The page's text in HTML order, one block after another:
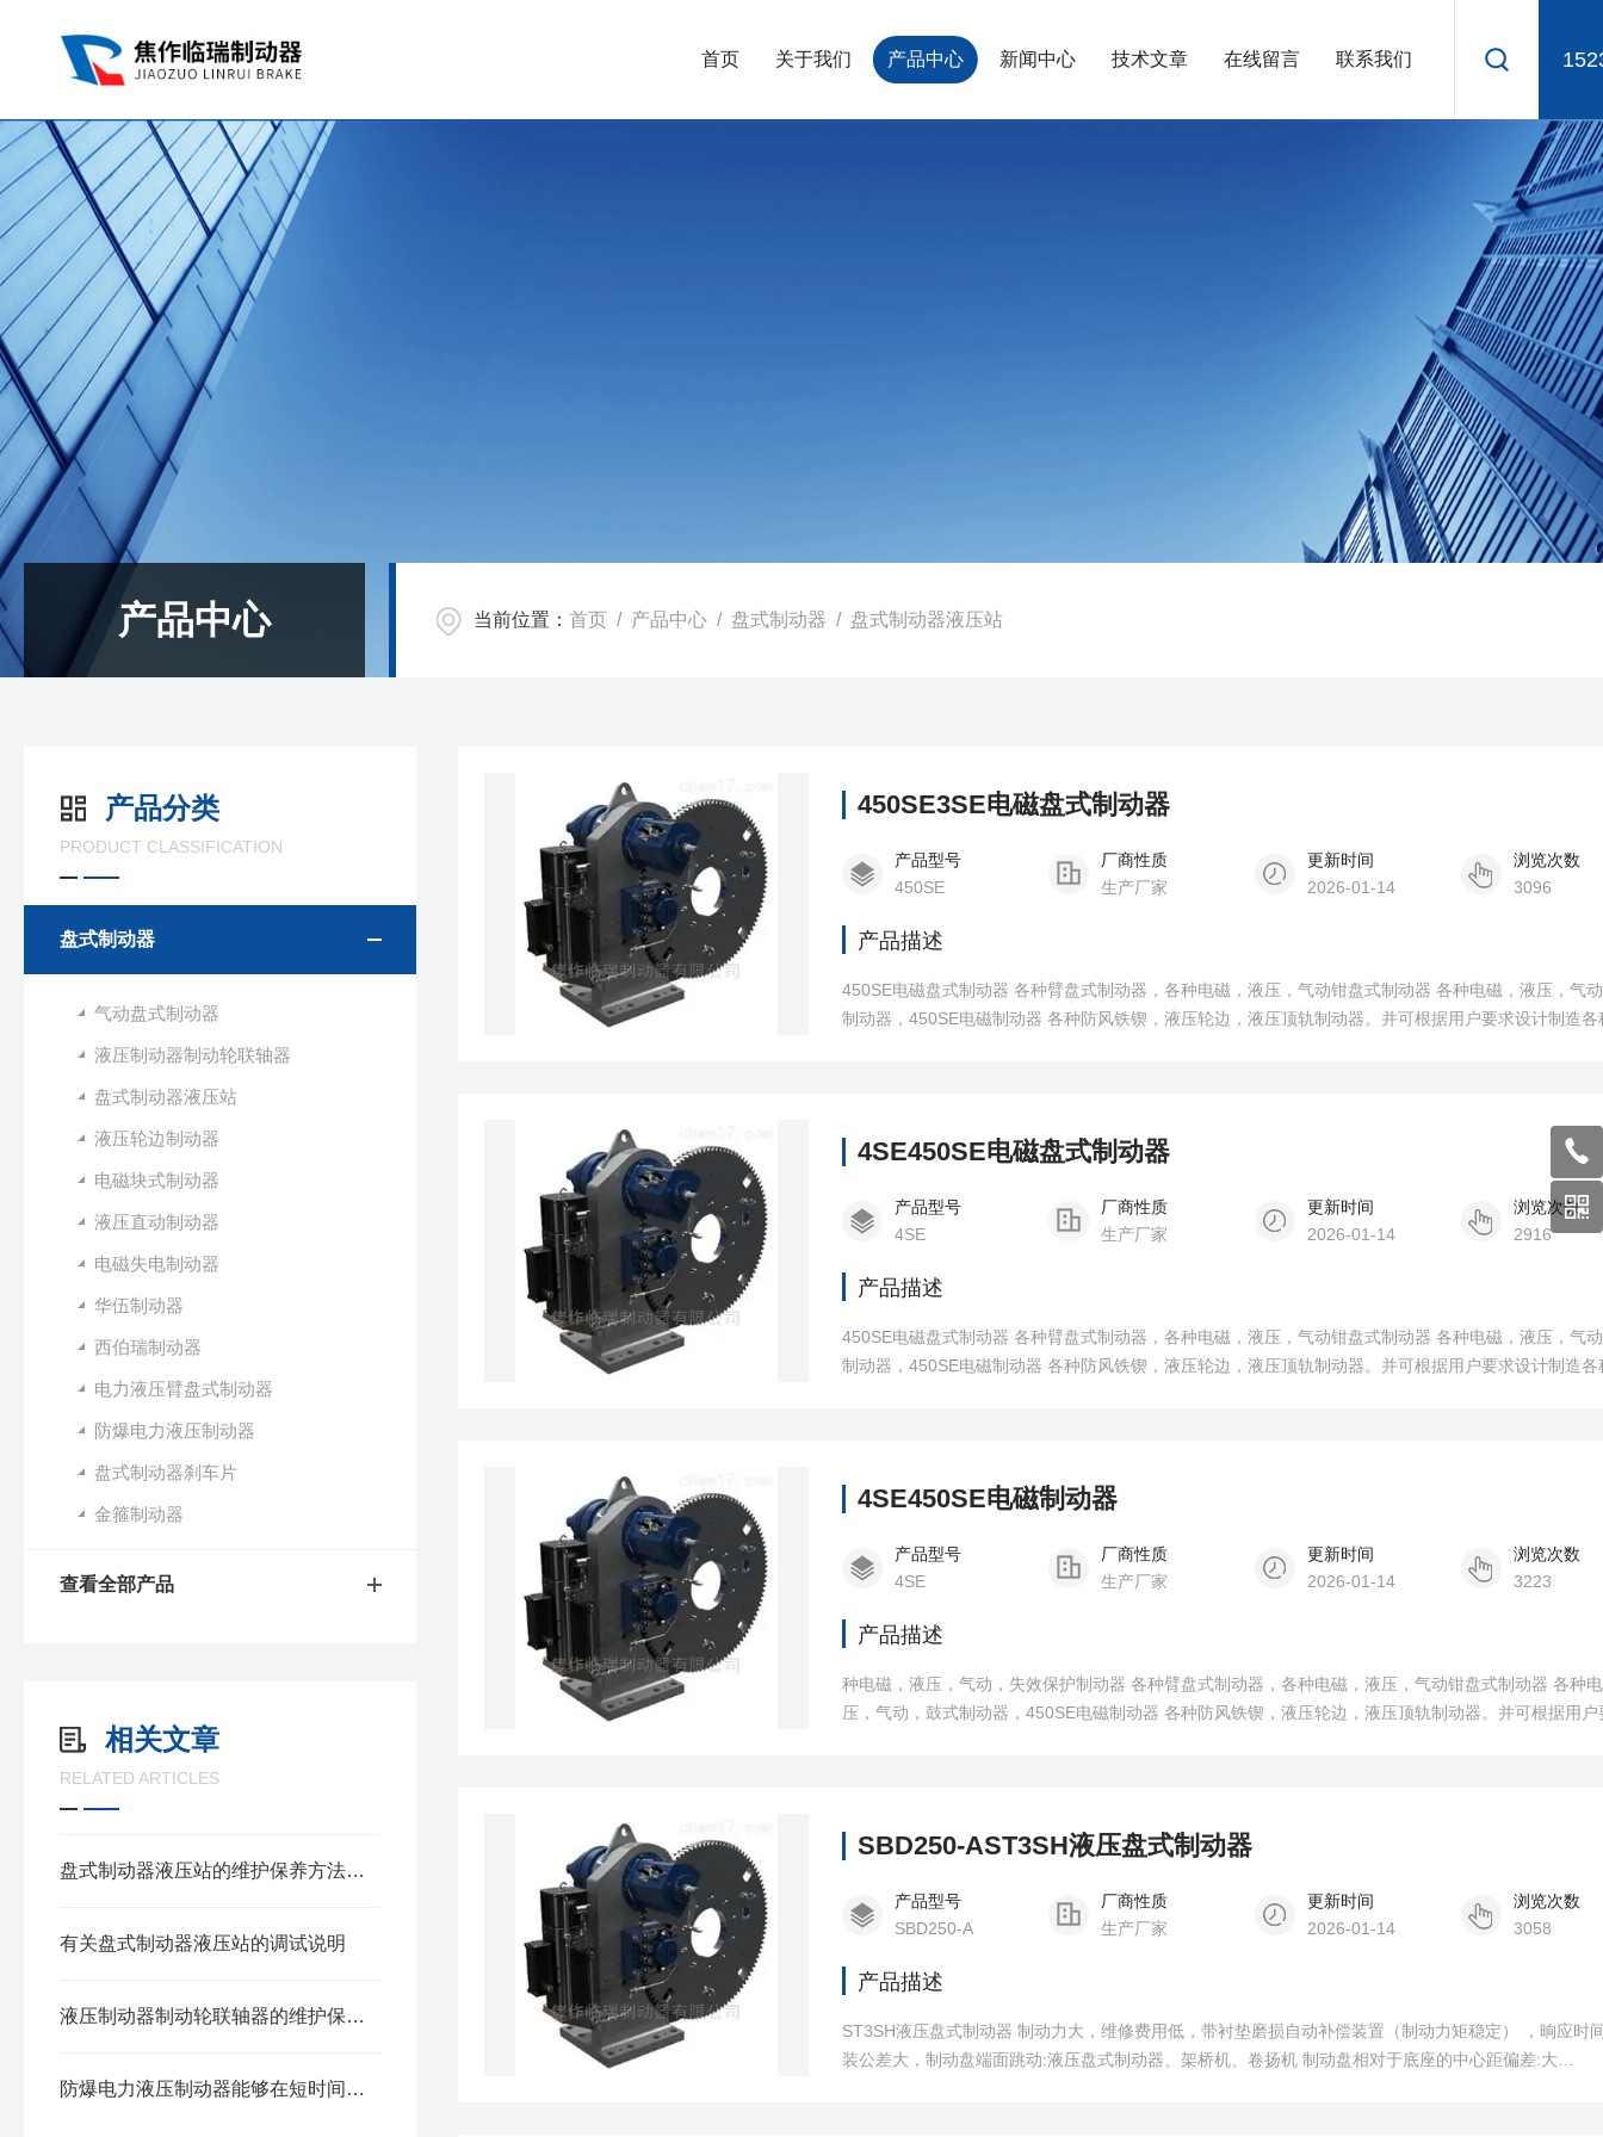
首页 关于我们 产品中心 新闻中心 技术文章 在线留言 联系我们
产品中心 当前位置： 首页 / 产品中心 / 盘式制动器 / 盘式制动器液压站
产品分类
PRODUCT CLASSIFICATION
盘式制动器
气动盘式制动器
液压制动器制动轮联轴器
盘式制动器液压站
液压轮边制动器
电磁块式制动器
液压直动制动器
电磁失电制动器
华伍制动器
西伯瑞制动器
电力液压臂盘式制动器
防爆电力液压制动器
盘式制动器刹车片
金箍制动器
查看全部产品
相关文章
RELATED ARTICLES
盘式制动器液压站的维护保养方法包括多个方面
有关盘式制动器液压站的调试说明
液压制动器制动轮联轴器的维护保养方法
防爆电力液压制动器能够在短时间内完成制动或释放
450SE3SE电磁盘式制动器
产品型号
450SE
厂商性质
生产厂家
更新时间
2026-01-14
浏览次数
3096
产品描述
450SE电磁盘式制动器 各种臂盘式制动器，各种电磁，液压，气动钳盘式制动器 各种电磁，液压，气
制动器，450SE电磁制动器 各种防风铁锲，液压轮边，液压顶轨制动器。并可根据用户要求设计制造各
4SE450SE电磁盘式制动器
产品型号
4SE
厂商性质
生产厂家
更新时间
2026-01-14
浏览次数
2916
产品描述
450SE电磁盘式制动器 各种臂盘式制动器，各种电磁，液压，气动钳盘式制动器 各种电磁，液压，气
制动器，450SE电磁制动器 各种防风铁锲，液压轮边，液压顶轨制动器。并可根据用户要求设计制造各
4SE450SE电磁制动器
产品型号
4SE
厂商性质
生产厂家
更新时间
2026-01-14
浏览次数
3223
产品描述
种电磁，液压，气动，失效保护制动器 各种臂盘式制动器，各种电磁，液压，气动钳盘式制动器 各种
压，气动，鼓式制动器，450SE电磁制动器 各种防风铁锲，液压轮边，液压顶轨制动器。并可根据用户
SBD250-AST3SH液压盘式制动器
产品型号
SBD250-A
厂商性质
生产厂家
更新时间
2026-01-14
浏览次数
3058
产品描述
ST3SH液压盘式制动器 制动力大，维修费用低，带衬垫磨损自动补偿装置（制动力矩稳定） ，晌应时间
装公差大，制动盘端面跳动:液压盘式制动器、架桥机、卷扬机 制动盘相对于底座的中心距偏差:大